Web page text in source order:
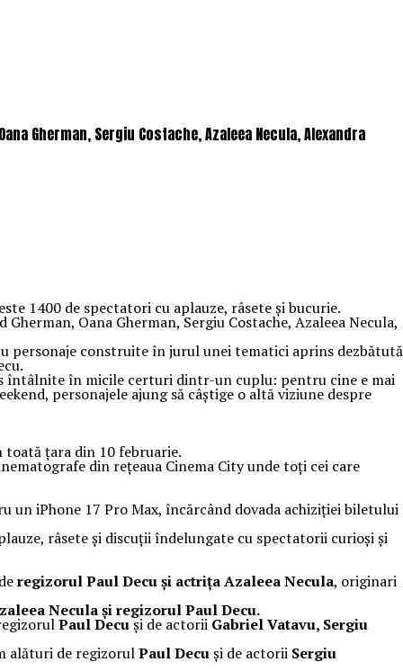
Gherman, Sergiu Costache, Azaleea Necula, Alexandra
1400 de spectatori cu aplauze, râsete și bucurie.
Oana Gherman, Sergiu Costache, Azaleea Necula,
personaje construite în jurul unei tematici aprins dezbătută
întâlnite în micile certuri dintr-un cuplu: pentru cine e mai
personajele ajung să câștige o altă viziune despre
țara din 10 februarie.
din rețeaua Cinema City unde toți cei care
iPhone 17 Pro Max, încărcând dovada achiziției biletului
râsete și discuții îndelungate cu spectatorii curioși și
regizorul Paul Decu și actrița Azaleea Necula, originari
Necula și regizorul Paul Decu.
Paul Decuși de actorii Gabriel Vatavu, Sergiu
alături de regizorulPaul Decuși de actorii Sergiu